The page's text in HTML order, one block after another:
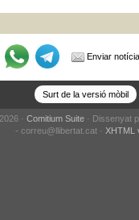
Enviar notícia
Surt de la versió mòbil
· Comitium Suite· Dissenyat
- correu@llibertat.cat · XHTML